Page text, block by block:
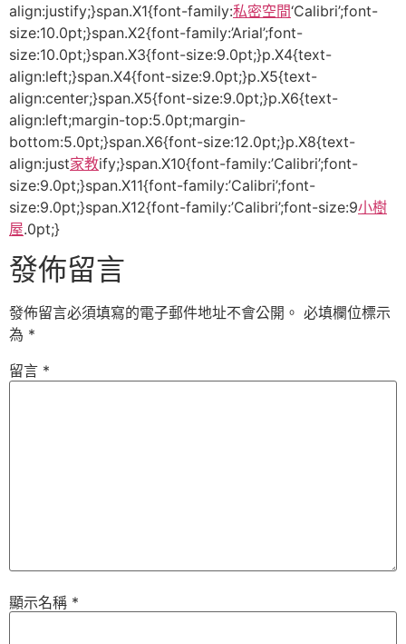
align:justify;}span.X1{font-family:私密空間‘Calibri’;font-
size:10.0pt;}span.X2{font-family:’Arial’;font-
size:10.0pt;}span.X3{font-size:9.0pt;}p.X4{text-
align:left;}span.X4{font-size:9.0pt;}p.X5{text-
align:center;}span.X5{font-size:9.0pt;}p.X6{text-
align:left;margin-top:5.0pt;margin-
bottom:5.0pt;}span.X6{font-size:12.0pt;}p.X8{text-
align:just家教ify;}span.X10{font-family:’Calibri’;font-
size:9.0pt;}span.X11{font-family:’Calibri’;font-
size:9.0pt;}span.X12{font-family:’Calibri’;font-size:9小樹
屋.0pt;}
發佈留言
發佈留言必須填寫的電子郵件地址不會公開。 必填欄位標示
為 *
留言 *
顯示名稱 *